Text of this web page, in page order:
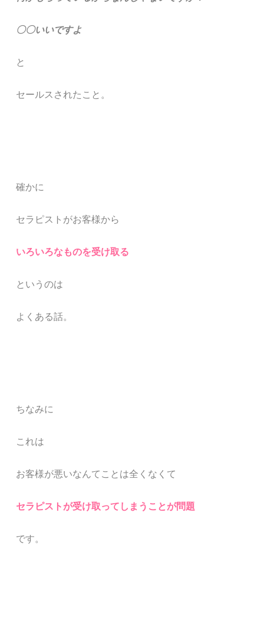
〇〇いいですよ
と
セールスされたこと。
確かに
セラピストがお客様から
いろいろなものを受け取る
というのは
よくある話。
ちなみに
これは
お客様が悪いなんてことは全くなくて
セラピストが受け取ってしまうことが問題
です。